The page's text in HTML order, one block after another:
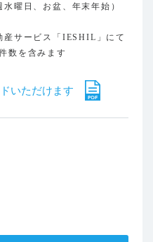
曜日、お盆、年末年始）
サービス「IESHIL」にて
数を含みます
いただけます